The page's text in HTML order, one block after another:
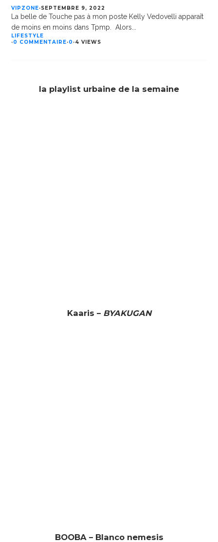
VIPZONE·SEPTEMBRE 9, 2022
La belle de Touche pas à mon poste Kelly Vedovelli apparaît
de moins en moins dans Tpmp. Alors
LIFESTYLE
·0 COMMENTAIRE·0 ·4 VIEWS
la playlist urbaine de la semaine
Kaaris – BYAKUGAN
BOOBA – Blanco nemesis